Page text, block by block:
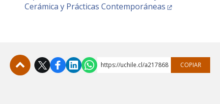
Cerámica y Prácticas Contemporáneas
https://uchile.cl/a217868 COPIAR